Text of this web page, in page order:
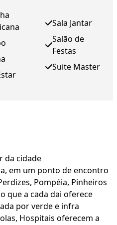
Sala Jantar
Salão de
Festas
Suite Master
da cidade
em um ponto de encontro
Pompéia, Pinheiros
que a cada dai oferece
por verde e infra
Hospitais oferecem a